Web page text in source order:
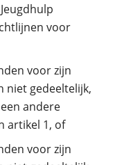
voor
voor zijn
niet gedeeltelijk,
andere
artikel 1, of
voor zijn